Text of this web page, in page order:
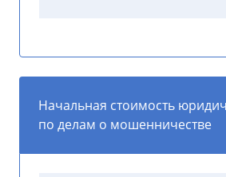
Начальная стоимость
по делам о мошенничестве